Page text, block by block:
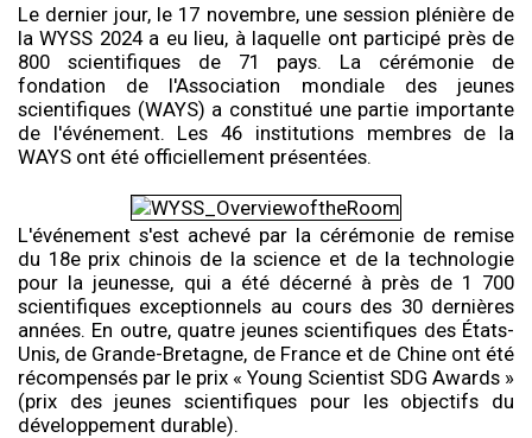
Le dernier jour, le 17 novembre, une session plénière de
la WYSS 2024 a eu lieu, à laquelle ont participé près de
800 scientifiques de 71 pays. La cérémonie de
fondation de l'Association mondiale des jeunes
scientifiques (WAYS) a constitué une partie importante
de l'événement. Les 46 institutions membres de la
WAYS ont été officiellement présentées.
L'événement s'est achevé par la cérémonie de remise
du 18e prix chinois de la science et de la technologie
pour la jeunesse, qui a été décerné à près de 1 700
scientifiques exceptionnels au cours des 30 dernières
années. En outre, quatre jeunes scientifiques des États-
Unis, de Grande-Bretagne, de France et de Chine ont été
récompensés par le prix « Young Scientist SDG Awards »
(prix des jeunes scientifiques pour les objectifs du
développement durable).